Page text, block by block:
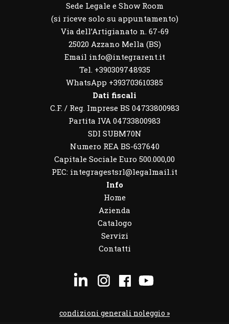
Sede Legale e Show Room
(si riceve solo su appuntamento)
Via dell’Artigianato n. 67-69
25020 Azzano Mella (BS)
Email info@integrarent.it
Tel. +390309748935
WhatsApp +393703610385
Dati fiscali
C.F. / Reg. Imprese BS 04733800983
Partita IVA 04733800983
SDI SUBM70N
Numero REA BS-637640
Capitale Sociale Euro 500.000,00
PEC: integragestsrl@legalmail.it
Info
Home
Azienda
Catalogo
Servizi
Contatti
condizioni generali noleggio »